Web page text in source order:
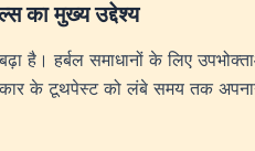
का मुख्य उद्देश्य
है। हर्बल समाधानों के लिए
के टूथपेस्ट को लंबे समय तक